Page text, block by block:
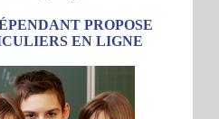
PROPOSE
EN LIGNE